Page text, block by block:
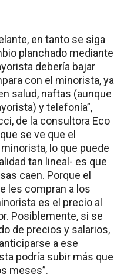
en tanto se siga
planchado mediante
debería bajar
con el minorista, ya
salud, naftas (aunque
y telefonía”,
de la consultora Eco
se ve que el
lo que puede
tan lineal- es que
caen. Porque el
les compran a los
es el precio al
Posiblemente, si se
de precios y salarios,
a ese
podría subir más que
meses”.